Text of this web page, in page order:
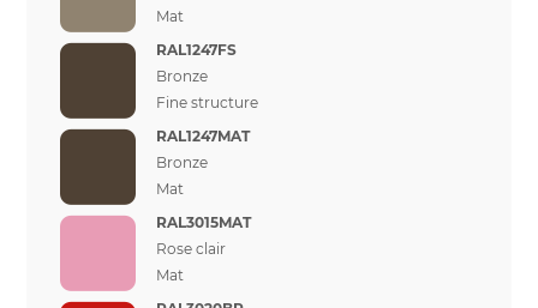
Mat
RAL1247FS
Bronze
Fine structure
RAL1247MAT
Bronze
Mat
RAL3015MAT
Rose clair
Mat